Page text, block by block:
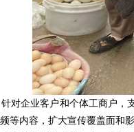
针对企业客户和个体工商户，
等内容，扩大宣传覆盖面和